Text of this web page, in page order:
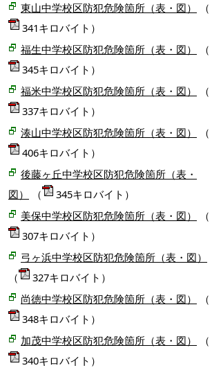
東山中学校区防犯危険箇所（表・図）
（
341キロバイト）
福生中学校区防犯危険箇所（表・図）
（
345キロバイト）
福米中学校区防犯危険箇所（表・図）
（
337キロバイト）
湊山中学校区防犯危険箇所（表・図）
（
406キロバイト）
後藤ヶ丘中学校区防犯危険箇所（表・
図）
（
345キロバイト）
美保中学校区防犯危険箇所（表・図）
（
307キロバイト）
弓ヶ浜中学校区防犯危険箇所（表・図）
（
327キロバイト）
尚徳中学校区防犯危険箇所（表・図）
（
348キロバイト）
加茂中学校区防犯危険箇所（表・図）
（
340キロバイト）